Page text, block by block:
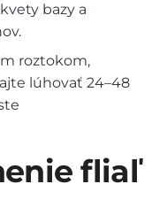
bazy a
roztokom,
lúhovať 24–48
fliaľ